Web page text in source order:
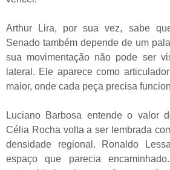
Arthur Lira, por sua vez, sabe
Senado também depende de um
sua movimentação não pode ser
lateral. Ele aparece como
maior, onde cada peça precisa
Luciano Barbosa entende o valor
Célia Rocha volta a ser lembrada
densidade regional. Ronaldo
espaço que parecia